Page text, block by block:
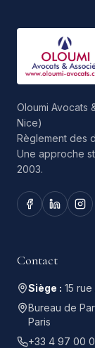
Oloumi Avocats
Nice)
Règlement des
Une approche
2003.
Contact
Siège : 15
Bureau de
Paris
+33 4 97 00